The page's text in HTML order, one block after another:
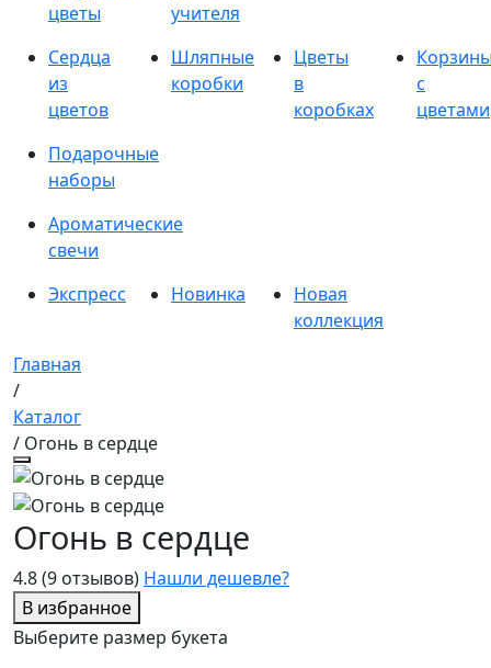
цветы
учителя
Сердца
из
цветов
Шляпные
коробки
Цветы
в
коробках
с
цветами
Подарочные
наборы
Ароматические
свечи
Экспресс
Новинка
Новая
коллекция
Главная
/
Каталог
/ Огонь в сердце
4.8(9 отзывов) Нашли дешевле?
В избранное
Огонь в сердце
Выберите размер букета